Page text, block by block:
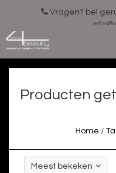
Vragen? bel
Producten
Home /
Meest bekeken